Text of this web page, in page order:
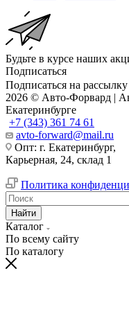
Будьте в курсе наших
Подписаться
Подписаться на рассылку
2026 © Авто-Форвард |
Екатеринбурге
+7 (343) 361 74 61
avto-forward@mail.ru
Опт: г. Екатеринбург,
Карьерная, 24, склад 1
Политика
Найти
Каталог
По всему сайту
По каталогу